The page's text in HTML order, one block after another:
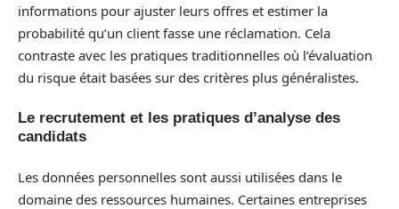
informations pour ajuster leurs offres et estimer la
probabilité qu’un client fasse une réclamation. Cela
contraste avec les pratiques traditionnelles où l’évaluation
du risque était basées sur des critères plus généralistes.
Le recrutement et les pratiques d’analyse des
candidats
Les données personnelles sont aussi utilisées dans le
domaine des ressources humaines. Certaines entreprises